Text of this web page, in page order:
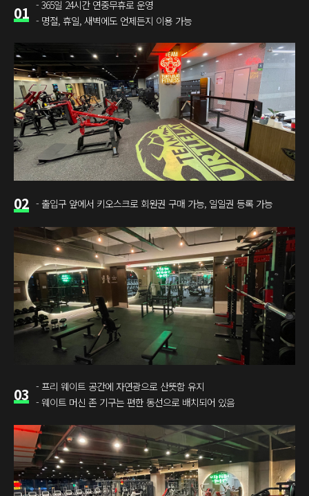
01 - 365일 24시간 연중무휴로 운영
- 명절, 휴일, 새벽에도 언제든지 이용 가능
02 - 출입구 앞에서 키오스크로 회원권 구매 가능, 일일권 등록 가능
03 - 프리 웨이트 공간에 자연광으로 산뜻함 유지
- 웨이트 머신 존 기구는 편한 동선으로 배치되어 있음